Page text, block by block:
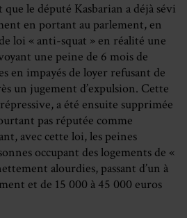
le député Kasbarian a déjà sévi
en portant au parlement, en
loi « anti-squat » en réalité une
une peine de 6 mois de
en impayés de loyer refusant de
un jugement d’expulsion. Cette
répressive, a été ensuite supprimée
pas réputée comme
avec cette loi, les peines
occupant des logements de «
alourdies, passant d’un à
et de 15 000 à 45 000 euros